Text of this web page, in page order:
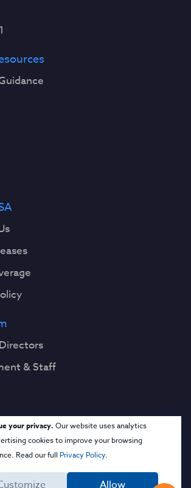
your privacy. Our website uses analytics
cookies to improve your browsing
Read our full Privacy Policy.
Allow
& Staff